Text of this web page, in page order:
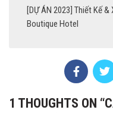
[DỰ ÁN 2023] Thiết Kế
Boutique Hotel
1 THOUGHTS ON “